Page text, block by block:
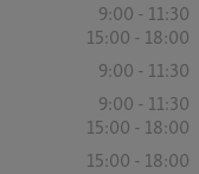
9:00 - 11:30
15:00 - 18:00
9:00 - 11:30
9:00 - 11:30
15:00 - 18:00
15:00 - 18:00